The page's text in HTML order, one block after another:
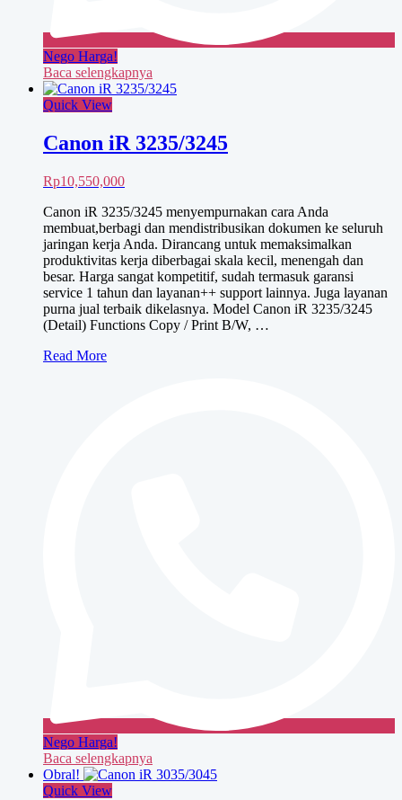
Nego Harga!
Baca selengkapnya
Quick View
Canon iR 3235/3245
Rp10,550,000
Canon iR 3235/3245 menyempurnakan cara Anda
membuat,berbagi dan mendistribusikan dokumen ke seluruh
jaringan kerja Anda. Dirancang untuk memaksimalkan
produktivitas kerja diberbagai skala kecil, menengah dan
besar. Harga sangat kompetitif, sudah termasuk garansi
service 1 tahun dan layanan++ support lainnya. Juga layanan
purna jual terbaik dikelasnya. Model Canon iR 3235/3245
(Detail) Functions Copy / Print B/W, …
Canon
Read More
Nego Harga!
Baca selengkapnya
Obral!
Quick View